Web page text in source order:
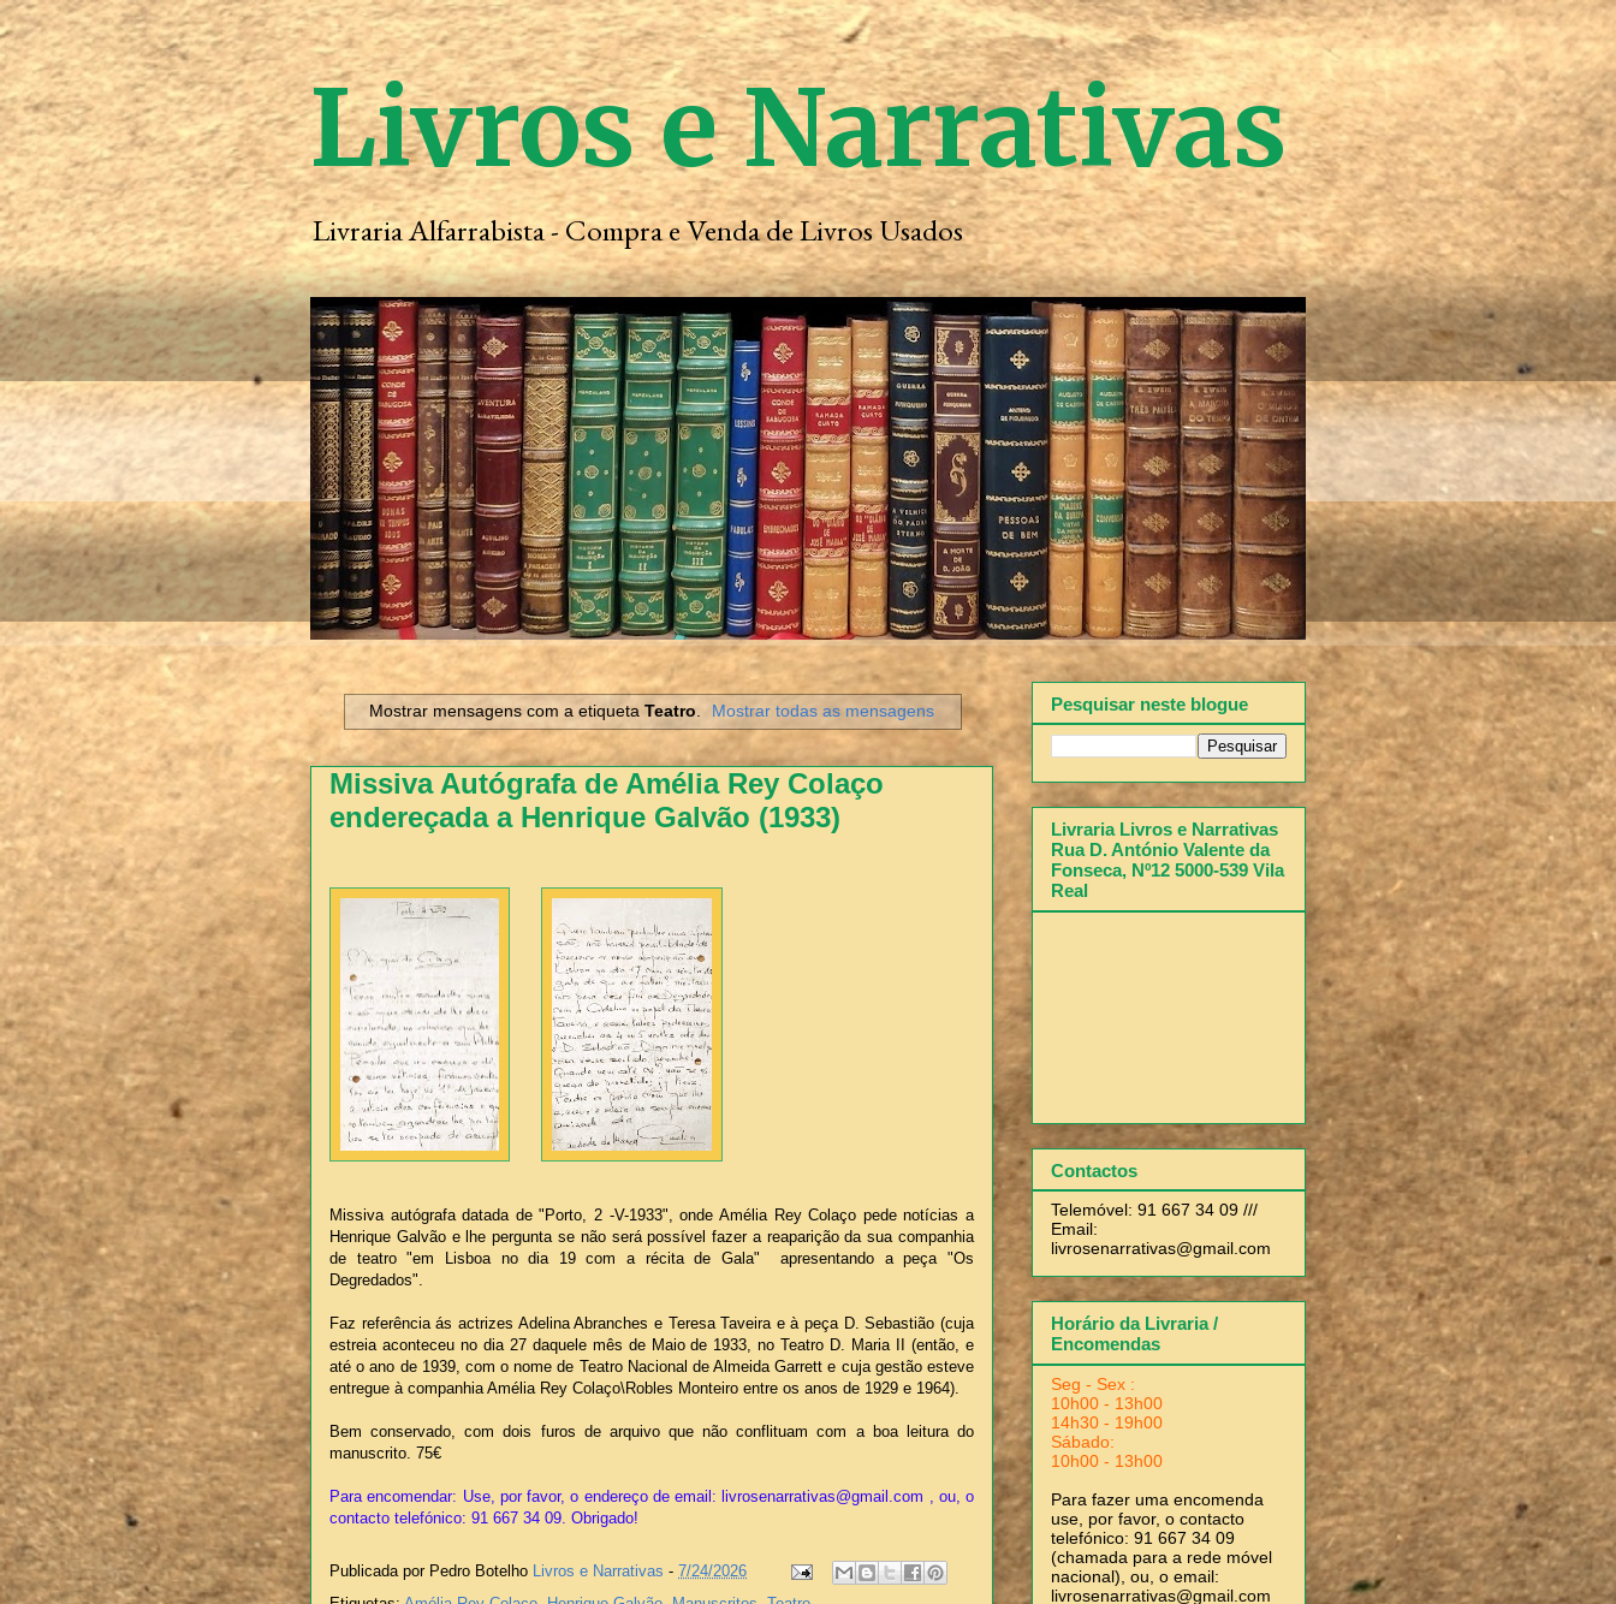
Livros e Narrativas
Livraria Alfarrabista - Compra e Venda de Livros Usados
Mostrar mensagens com a etiqueta Teatro Mostrar todas as mensagens
Missiva Autógrafa de Amélia Rey Colaço
endereçada a Henrique Galvão (1933)
Missiva autógrafa datada de "Porto, 2 -V-1933", onde Amélia Rey Colaço pede notícias a
Henrique Galvão e lhe pergunta se não será possível fazer a reaparição da sua companhia
de teatro "em Lisboa no dia 19 com a récita de Gala" apresentando a peça "Os
Degredados".
Faz referência ás actrizes Adelina Abranches e Teresa Taveira e à peça D. Sebastião (cuja
estreia aconteceu no dia 27 daquele mês de Maio de 1933, no Teatro D. Maria II (então, e
até o ano de 1939, com o nome de Teatro Nacional de Almeida Garrett e cuja gestão esteve
entregue à companhia Amélia Rey Colaço\Robles Monteiro entre os anos de 1929 e 1964).
Bem conservado, com dois furos de arquivo que não conflituam com a boa leitura do
manuscrito. 75€
Para encomendar: Use, por favor, o endereço de email: livrosenarrativas@gmail.com , ou, o
contacto telefónico: 91 667 34 09. Obrigado!
Publicada por Pedro Botelho Livros e Narrativas - 7/24/2026
Pesquisar neste blogue
Livraria Livros e Narrativas
Rua D. António Valente da
Fonseca, Nº12 5000-539 Vila
Real
Contactos
Telemóvel: 91 667 34 09 ///
Email:
livrosenarrativas@gmail.com
Horário da Livraria /
Encomendas
Seg - Sex :
10h00 - 13h00
14h30 - 19h00
Sábado:
10h00 - 13h00
Para fazer uma encomenda
use, por favor, o contacto
telefónico: 91 667 34 09
(chamada para a rede móvel
nacional), ou, o email:
livrosenarrativas@gmail.com